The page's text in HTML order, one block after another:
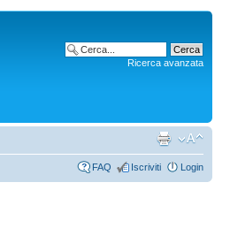
Ricerca avanzata
FAQ Iscriviti Login